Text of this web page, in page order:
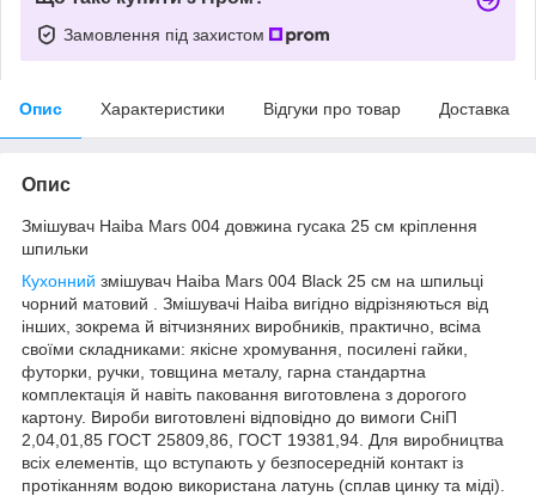
Замовлення під захистом
Опис Характеристики Відгуки про товар Доставка
Опис
Змішувач Haiba Mars 004 довжина гусака 25 см кріплення
шпильки
Кухонний змішувач Haiba Mars 004 Black 25 см на шпильці
чорний матовий . Змішувачі Haiba вигідно відрізняються від
інших, зокрема й вітчизняних виробників, практично, всіма
своїми складниками: якісне хромування, посилені гайки,
футорки, ручки, товщина металу, гарна стандартна
комплектація й навіть паковання виготовлена з дорогого
картону. Вироби виготовлені відповідно до вимоги СніП
2,04,01,85 ГОСТ 25809,86, ГОСТ 19381,94. Для виробництва
всіх елементів, що вступають у безпосередній контакт із
протіканням водою використана латунь (сплав цинку та міді).